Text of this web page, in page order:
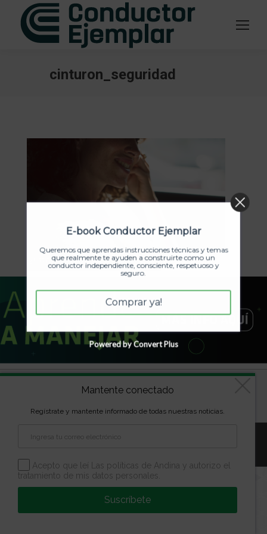
cinturon_seguridad
propiedad de la Escuela Andina | Todos los derechos
reservados
Aviso Legal Política de Privacidad
Mantente conectado
Regístrate y mantente informado de todas nuestras noticias.
Acepto que leí Las políticas de Andina y autorizo el
tratamiento de mis datos personales.
Suscríbete
E-book Conductor Ejemplar
Queremos que aprendas instrucciones técnicas y temas
que realmente te ayuden a construirte como un
conductor independiente, consciente, respetuoso y
seguro.
Comprar ya!
Powered by Convert Plus